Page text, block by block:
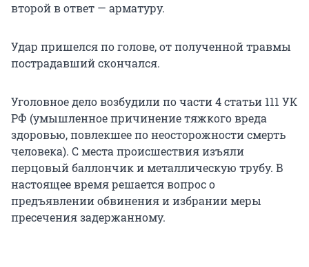
второй в ответ — арматуру.
Удар пришелся по голове, от полученной травмы
пострадавший скончался.
Уголовное дело возбудили по части 4 статьи 111 УК
РФ (умышленное причинение тяжкого вреда
здоровью, повлекшее по неосторожности смерть
человека). С места происшествия изъяли
перцовый баллончик и металлическую трубу. В
настоящее время решается вопрос о
предъявлении обвинения и избрании меры
пресечения задержанному.